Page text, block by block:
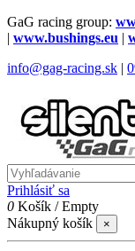
GaG racing group:
| www.bushings.eu |
info@gag-racing.sk |
Prihlásiť sa
0 Košík /Empty
Nákupný košík
×